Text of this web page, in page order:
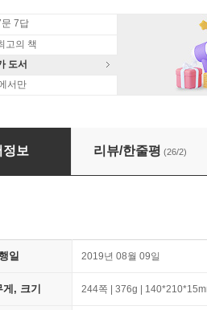
7답
고의 책
도서
서만
정보 리뷰/한줄평 (26/2)
일 2019년 08월 09일
, 크기 244쪽 | 376g |